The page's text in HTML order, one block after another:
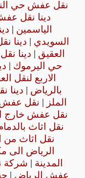
نقل عفش حي
دينا نقل
الياسمين |
السويدي | دينا
العقيق | دينا
حي اليرموك |
الاربع لنقل
بالرياض | دينا
الملز | نقل
نقل عفش خارج
نقل اثاث
نقل اثاث من
الرياض الى
المدينة | شركة
عفش الرياض |